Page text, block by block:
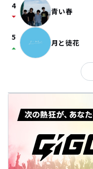
4
arrow_drop_down 青い春
5
arrow_drop_up 月と徒花